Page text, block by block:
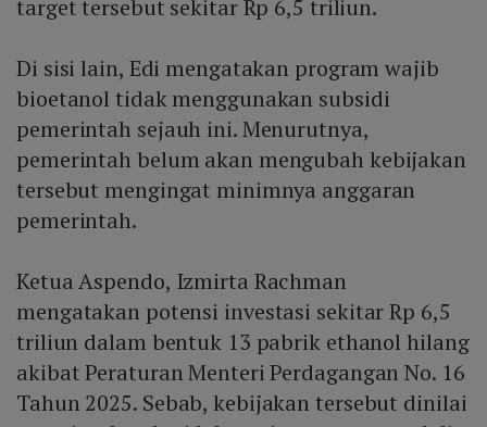
target tersebut sekitar Rp 6,5 triliun.
Di sisi lain, Edi mengatakan program wajib
bioetanol tidak menggunakan subsidi
pemerintah sejauh ini. Menurutnya,
pemerintah belum akan mengubah kebijakan
tersebut mengingat minimnya anggaran
pemerintah.
Ketua Aspendo, Izmirta Rachman
mengatakan potensi investasi sekitar Rp 6,5
triliun dalam bentuk 13 pabrik ethanol hilang
akibat Peraturan Menteri Perdagangan No. 16
Tahun 2025. Sebab, kebijakan tersebut dinilai